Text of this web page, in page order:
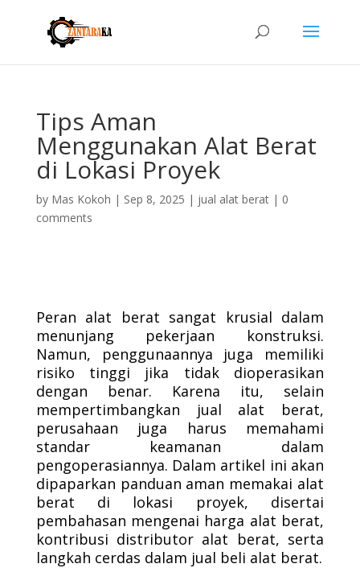
Tips Aman
Menggunakan Alat Berat
di Lokasi Proyek
by Mas Kokoh | Sep 8, 2025 | jual alat berat| 0
comments
Peran alat berat sangat krusial dalam
menunjang pekerjaan konstruksi.
Namun, penggunaannya juga memiliki
risiko tinggi jika tidak dioperasikan
dengan benar. Karena itu, selain
mempertimbangkan jual alat berat,
perusahaan juga harus memahami
standar keamanan dalam
pengoperasiannya. Dalam artikel ini akan
dipaparkan panduan aman memakai alat
berat di lokasi proyek, disertai
pembahasan mengenai harga alat berat,
kontribusi distributor alat berat, serta
langkah cerdas dalam jual beli alat berat.